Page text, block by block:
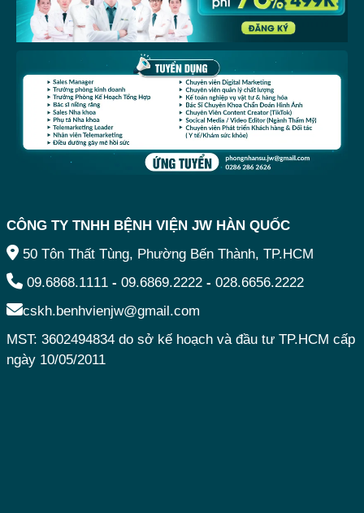
CÔNG TY TNHH BỆNH VIỆN JW HÀN QUỐC
50 Tôn Thất Tùng, Phường Bến Thành, TP.HCM
09.6868.1111 - 09.6869.2222 - 028.6656.2222
cskh.benhvienjw@gmail.com
MST: 3602494834 do sở kế hoạch và đầu tư TP.HCM cấp
ngày 10/05/2011